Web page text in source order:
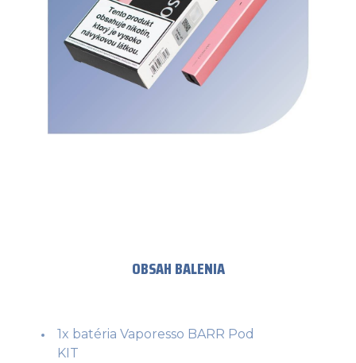
OBSAH BALENIA
1x batéria Vaporesso BARR Pod
KIT